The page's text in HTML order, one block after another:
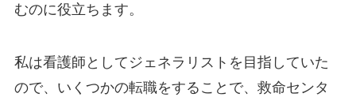
むのに役立ちます。
私は看護師としてジェネラリストを目指していた
ので、いくつかの転職をすることで、救命センタ